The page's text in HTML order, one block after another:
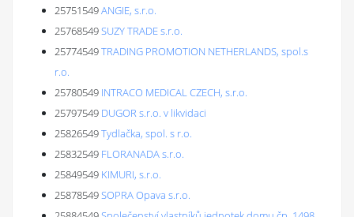
25751549ANGIE, s.r.o.
25768549SUZY TRADE s.r.o.
25774549TRADING PROMOTION NETHERLANDS, spol.s
r.o.
25780549 INTRACO MEDICAL CZECH, s.r.o.
25797549 DUGOR s.r.o. v likvidaci
25826549Tydlačka, spol. s r.o.
25832549 FLORANADA s.r.o.
25849549 KIMURI, s.r.o.
25878549SOPRA Opava s.r.o.